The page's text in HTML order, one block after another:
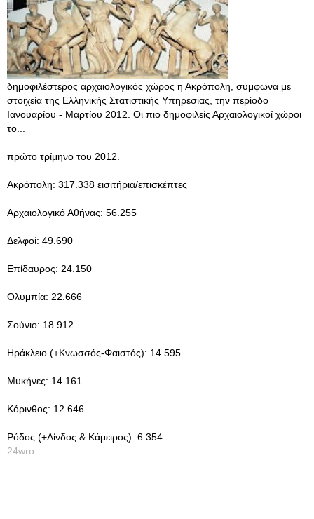
δημοφιλέστερος αρχαιολογικός χώρος η Ακρόπολη, σύμφωνα με
στοιχεία της Ελληνικής Στατιστικής Υπηρεσίας, την περίοδο
Ιανουαρίου - Μαρτίου 2012. Οι πιο δημοφιλείς Αρχαιολογικοί χώροι
το...
πρώτο τρίμηνο του 2012.
Ακρόπολη: 317.338 εισιτήρια/επισκέπτες
Αρχαιολογικό Αθήνας: 56.255
Δελφοί: 49.690
Επίδαυρος: 24.150
Ολυμπία: 22.666
Σούνιο: 18.912
Ηράκλειο (+Κνωσσός-Φαιστός): 14.595
Μυκήνες: 14.161
Κόρινθος: 12.646
Ρόδος (+Λίνδος & Κάμειρος): 6.354
24wro